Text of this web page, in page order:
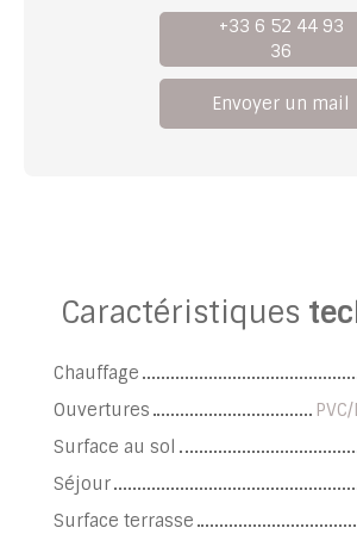
+33 6 52 44 93
36
Envoyer un mail
Caractéristiques
Chauffage
Ouvertures
Surface au sol
Séjour
Surface terrasse